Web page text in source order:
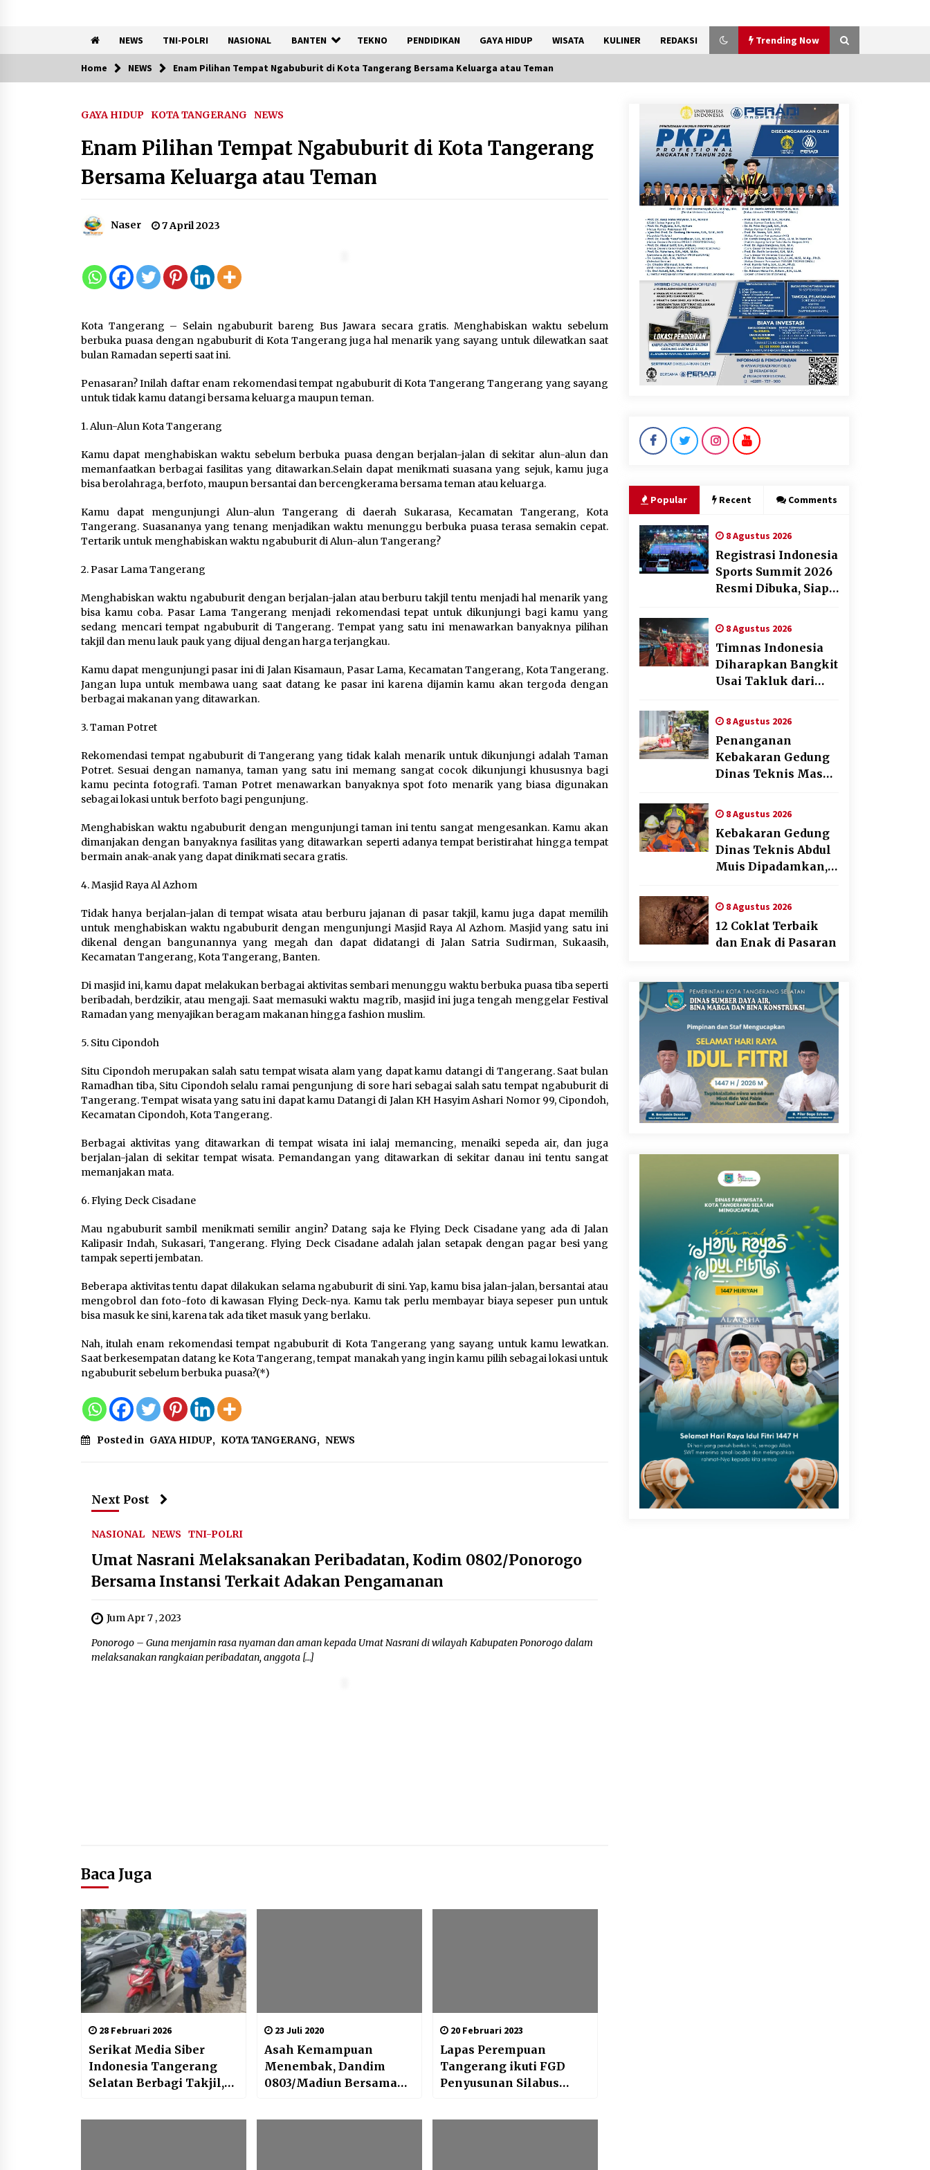
NEWS TNI-POLRI NASIONAL BANTEN TEKNO PENDIDIKAN GAYA HIDUP WISATA KULINER REDAKSI Trending Now
Trending Now
Registrasi Indonesia Sports
Siap Hadirkan Pengalaman
8 Agustus 2026
Vietnam di Piala AFF 2026
Penanganan Kebakaran
Gedung Dinas Teknis Masuk
Tahap Akhir, Tak Ada Korban
8 Agustus 2026
Teknis Abdul Muis
8 Agustus 2026
9 Kopi Botol Terbaik yang
Praktis untuk Menemani
Aktivitas
8 Agustus 2026
sebagai Destinasi Wisata
Bahari Berkelas Dunia
8 Agustus 2026
Papua Pegunungan
8 Agustus 2026
Bakteri Yogurt, Kenali
Manfaatnya untuk Kesehatan
Pencernaan
8 Agustus 2026
Perawatan PCOS yang Efektif
untuk Menjaga Kesuburan
8 Agustus 2026
Wamenhan Pimpin Prosesi
Pemilu 2029
8 Agustus 2026
Home NEWS Enam Pilihan Tempat Ngabuburit di Kota Tangerang Bersama Keluarga atau Teman
GAYA HIDUP KOTA TANGERANG NEWS
Enam Pilihan Tempat Ngabuburit di Kota Tangerang
Bersama Keluarga atau Teman
Naser 7 April 2023
Kota Tangerang – Selain ngabuburit bareng Bus Jawara secara gratis. Menghabiskan waktu sebelum
berbuka puasa dengan ngabuburit di Kota Tangerang juga hal menarik yang sayang untuk dilewatkan saat
bulan Ramadan seperti saat ini.
Penasaran? Inilah daftar enam rekomendasi tempat ngabuburit di Kota Tangerang Tangerang yang sayang
untuk tidak kamu datangi bersama keluarga maupun teman.
1. Alun-Alun Kota Tangerang
Kamu dapat menghabiskan waktu sebelum berbuka puasa dengan berjalan-jalan di sekitar alun-alun dan
memanfaatkan berbagai fasilitas yang ditawarkan.Selain dapat menikmati suasana yang sejuk, kamu juga
bisa berolahraga, berfoto, maupun bersantai dan bercengkerama bersama teman atau keluarga.
Kamu dapat mengunjungi Alun-alun Tangerang di daerah Sukarasa, Kecamatan Tangerang, Kota
Tangerang. Suasananya yang tenang menjadikan waktu menunggu berbuka puasa terasa semakin cepat.
Tertarik untuk menghabiskan waktu ngabuburit di Alun-alun Tangerang?
2. Pasar Lama Tangerang
Menghabiskan waktu ngabuburit dengan berjalan-jalan atau berburu takjil tentu menjadi hal menarik yang
bisa kamu coba. Pasar Lama Tangerang menjadi rekomendasi tepat untuk dikunjungi bagi kamu yang
sedang mencari tempat ngabuburit di Tangerang. Tempat yang satu ini menawarkan banyaknya pilihan
takjil dan menu lauk pauk yang dijual dengan harga terjangkau.
Kamu dapat mengunjungi pasar ini di Jalan Kisamaun, Pasar Lama, Kecamatan Tangerang, Kota Tangerang.
Jangan lupa untuk membawa uang saat datang ke pasar ini karena dijamin kamu akan tergoda dengan
berbagai makanan yang ditawarkan.
3. Taman Potret
Rekomendasi tempat ngabuburit di Tangerang yang tidak kalah menarik untuk dikunjungi adalah Taman
Potret. Sesuai dengan namanya, taman yang satu ini memang sangat cocok dikunjungi khususnya bagi
kamu pecinta fotografi. Taman Potret menawarkan banyaknya spot foto menarik yang biasa digunakan
sebagai lokasi untuk berfoto bagi pengunjung.
Menghabiskan waktu ngabuburit dengan mengunjungi taman ini tentu sangat mengesankan. Kamu akan
dimanjakan dengan banyaknya fasilitas yang ditawarkan seperti adanya tempat beristirahat hingga tempat
bermain anak-anak yang dapat dinikmati secara gratis.
4. Masjid Raya Al Azhom
Tidak hanya berjalan-jalan di tempat wisata atau berburu jajanan di pasar takjil, kamu juga dapat memilih
untuk menghabiskan waktu ngabuburit dengan mengunjungi Masjid Raya Al Azhom. Masjid yang satu ini
dikenal dengan bangunannya yang megah dan dapat didatangi di Jalan Satria Sudirman, Sukaasih,
Kecamatan Tangerang, Kota Tangerang, Banten.
Di masjid ini, kamu dapat melakukan berbagai aktivitas sembari menunggu waktu berbuka puasa tiba seperti
beribadah, berdzikir, atau mengaji. Saat memasuki waktu magrib, masjid ini juga tengah menggelar Festival
Ramadan yang menyajikan beragam makanan hingga fashion muslim.
5. Situ Cipondoh
Situ Cipondoh merupakan salah satu tempat wisata alam yang dapat kamu datangi di Tangerang. Saat bulan
Ramadhan tiba, Situ Cipondoh selalu ramai pengunjung di sore hari sebagai salah satu tempat ngabuburit di
Tangerang. Tempat wisata yang satu ini dapat kamu Datangi di Jalan KH Hasyim Ashari Nomor 99, Cipondoh,
Kecamatan Cipondoh, Kota Tangerang.
Berbagai aktivitas yang ditawarkan di tempat wisata ini ialaj memancing, menaiki sepeda air, dan juga
berjalan-jalan di sekitar tempat wisata. Pemandangan yang ditawarkan di sekitar danau ini tentu sangat
memanjakan mata.
6. Flying Deck Cisadane
Mau ngabuburit sambil menikmati semilir angin? Datang saja ke Flying Deck Cisadane yang ada di Jalan
Kalipasir Indah, Sukasari, Tangerang. Flying Deck Cisadane adalah jalan setapak dengan pagar besi yang
tampak seperti jembatan.
Beberapa aktivitas tentu dapat dilakukan selama ngabuburit di sini. Yap, kamu bisa jalan-jalan, bersantai atau
mengobrol dan foto-foto di kawasan Flying Deck-nya. Kamu tak perlu membayar biaya sepeser pun untuk
bisa masuk ke sini, karena tak ada tiket masuk yang berlaku.
Nah, itulah enam rekomendasi tempat ngabuburit di Kota Tangerang yang sayang untuk kamu lewatkan.
Saat berkesempatan datang ke Kota Tangerang, tempat manakah yang ingin kamu pilih sebagai lokasi untuk
ngabuburit sebelum berbuka puasa?(*)
Posted in GAYA HIDUP, KOTA TANGERANG, NEWS
Next Post
NASIONAL NEWS TNI-POLRI
Umat Nasrani Melaksanakan Peribadatan, Kodim 0802/Ponorogo
Bersama Instansi Terkait Adakan Pengamanan
Jum Apr 7 , 2023
Ponorogo – Guna menjamin rasa nyaman dan aman kepada Umat Nasrani di wilayah Kabupaten Ponorogo dalam
melaksanakan rangkaian peribadatan, anggota […]
Baca Juga
28 Februari 2026
Serikat Media Siber
Indonesia Tangerang
Selatan Berbagi Takjil,
Bulan Ramadan
23 Juli 2020
Asah Kemampuan
Menembak, Dandim
0803/Madiun Bersama
20 Februari 2023
Lapas Perempuan
Tangerang ikuti FGD
Penyusunan Silabus
Kontra Narasi Agama
Popular Recent Comments
8 Agustus 2026
Registrasi Indonesia
Sports Summit 2026
Resmi Dibuka, Siap
Pengalaman Beyond
the Game
8 Agustus 2026
Timnas Indonesia
Diharapkan Bangkit
Usai Takluk dari
AFF 2026
8 Agustus 2026
Penanganan
Kebakaran Gedung
Dinas Teknis Masuk
Ada Korban Jiwa
8 Agustus 2026
Kebakaran Gedung
Dinas Teknis Abdul
Muis Dipadamkan,
Tetap Berjalan
8 Agustus 2026
12 Coklat Terbaik
dan Enak di Pasaran